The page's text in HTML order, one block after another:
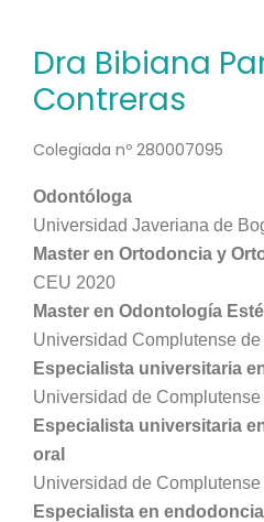
Dra Bibiana
Contreras
Colegiada nº 280007095
Odontóloga
Universidad Javeriana de
Master en Ortodoncia y
CEU 2020
Master en Odontología
Universidad Complutense
Especialista universitaria
Universidad de
Especialista universitaria
oral
Universidad de
Especialista en endodoncia